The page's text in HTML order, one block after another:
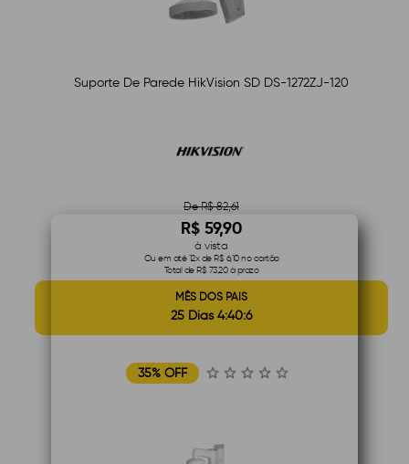
Suporte De Parede HikVision SD DS-1272ZJ-120
De R$ 82,61
R$ 59,90
à vista
Ou em até 12x de R$ 6,10 no cartão
Total de R$ 73,20 à prazo
MÊS DOS PAIS
25 Dias 4:40:5
35% OFF